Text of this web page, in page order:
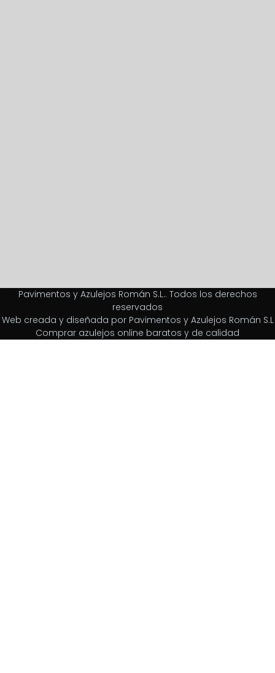
Pavimentos y Azulejos Román S.L.. Todos los derechos
reservados
Web creada y diseñada por Pavimentos y Azulejos Román S.L
Comprar azulejos online baratos y de calidad